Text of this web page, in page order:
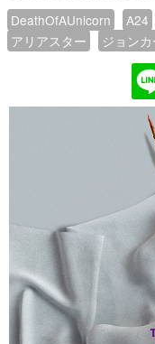
DeathOfAUnicorn
A24
アリアスター
ジョン